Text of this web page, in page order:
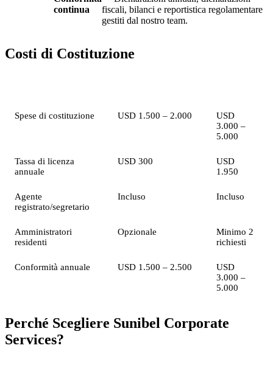
continua
fiscali, bilanci e reportistica regolamentare
gestiti dal nostro team.
Costi di Costituzione
Spese di costituzione USD 1.500 – 2.000
USD
3.000 –
5.000
Tassa di licenza
annuale
USD 300
USD
1.950
Agente
registrato/segretario
Incluso Incluso
Amministratori
residenti
Opzionale
Minimo 2
richiesti
Conformità annuale USD 1.500 – 2.500
USD
3.000 –
5.000
Perché Scegliere Sunibel Corporate
Services?